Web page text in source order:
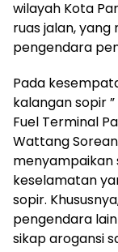
wilayah Kota
ruas jalan,
pengendara
Pada
kalangan sopir
Fuel Terminal
Wattang
menyampaikan
keselamatan
sopir.
pengendara
sikap arogansi